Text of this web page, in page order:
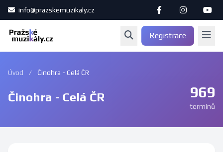
info@prazskemuzikaly.cz
Registrace
Úvod / Činohra - Celá ČR
Činohra - Celá ČR 969
termínů